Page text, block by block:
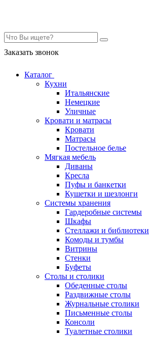
Заказать звонок
Каталог
Кухни
Итальянские
Немецкие
Уличные
Кровати и матрасы
Кровати
Матрасы
Постельное белье
Мягкая мебель
Диваны
Кресла
Пуфы и банкетки
Кушетки и шезлонги
Системы хранения
Гардеробные системы
Шкафы
Стеллажи и библиотеки
Комоды и тумбы
Витрины
Стенки
Буфеты
Столы и столики
Обеденные столы
Раздвижные столы
Журнальные столики
Письменные столы
Консоли
Туалетные столики